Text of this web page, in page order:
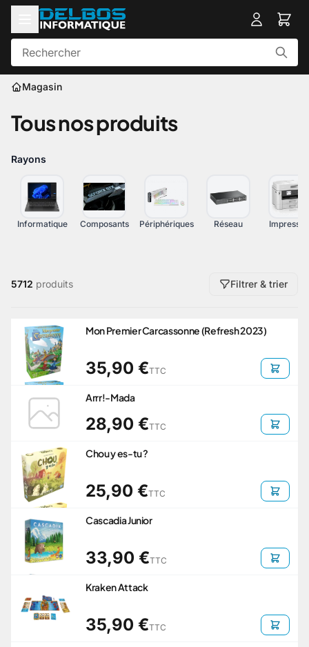
Magasin
Tous nos produits
Rayons
Informatique Composants Périphériques Réseau
5712 produits Filtrer & trier
Mon Premier Carcassonne (Refresh 2023)
35,90 €TTC
Arrr!-Mada
28,90 €TTC
Chou y es-tu ?
25,90 €TTC
Cascadia Junior
33,90 €TTC
Kraken Attack
35,90 €TTC